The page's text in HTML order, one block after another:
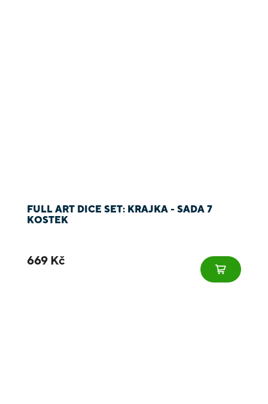
FULL ART DICE SET: KRAJKA - SADA 7
KOSTEK
669 Kč